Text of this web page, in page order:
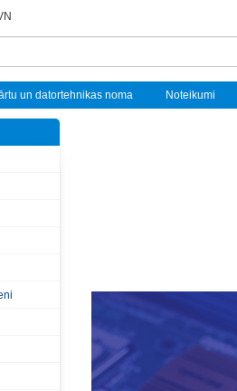
un datortehnikas noma Noteikumi